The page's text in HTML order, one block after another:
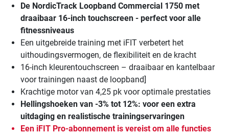
De NordicTrack Loopband Commercial 1750 met
draaibaar 16-inch touchscreen - perfect voor alle
fitnessniveaus
Een uitgebreide training met iFIT verbetert het
uithoudingsvermogen, de flexibiliteit en de kracht
16-inch kleurentouchscreen – draaibaar en kantelbaar
voor trainingen naast de loopband]
Krachtige motor van 4,25 pk voor optimale prestaties
Hellingshoeken van -3% tot 12%: voor een extra
uitdaging en realistische trainingservaringen
Een iFIT Pro-abonnement is vereist om alle functies